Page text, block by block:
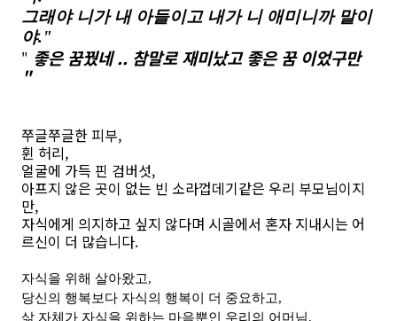
그래야 니가 내 아들이고 내가 니 애미니까 말이
야."
" 좋은 꿈꿨네 .. 참말로 재미났고 좋은 꿈 이었구만
"
쭈글쭈글한 피부,
휜 허리,
얼굴에 가득 핀 검버섯,
아프지 않은 곳이 없는 빈 소라껍데기같은 우리 부모님이지
만,
자식에게 의지하고 싶지 않다며 시골에서 혼자 지내시는 어
르신이 더 많습니다.
자식을 위해 살아왔고,
당신의 행복보다 자식의 행복이 더 중요하고,
삶 자체가 자식을 위하는 마음뿐인 우리의 어머님,